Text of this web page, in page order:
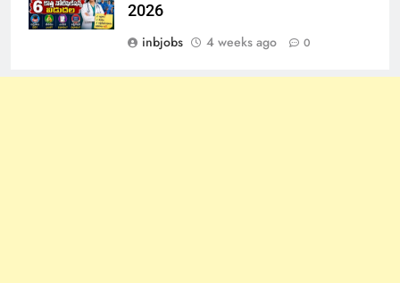
2026
inbjobs
4 weeks ago 0